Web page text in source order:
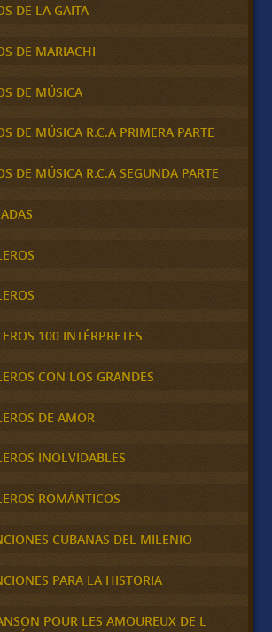
DE LA GAITA
DE MARIACHI
DE MÚSICA
DE MÚSICA R.C.A PRIMERA PARTE
DE MÚSICA R.C.A SEGUNDA PARTE
100 INTÉRPRETES
CON LOS GRANDES
DE AMOR
INOLVIDABLES
ROMÁNTICOS
CUBANAS DEL MILENIO
PARA LA HISTORIA
POUR LES AMOUREUX DE L